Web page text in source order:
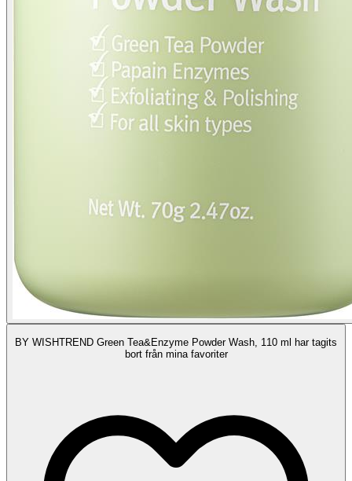
BY WISHTREND Green Tea&Enzyme Powder Wash, 110 ml har tagits
bort från mina favoriter